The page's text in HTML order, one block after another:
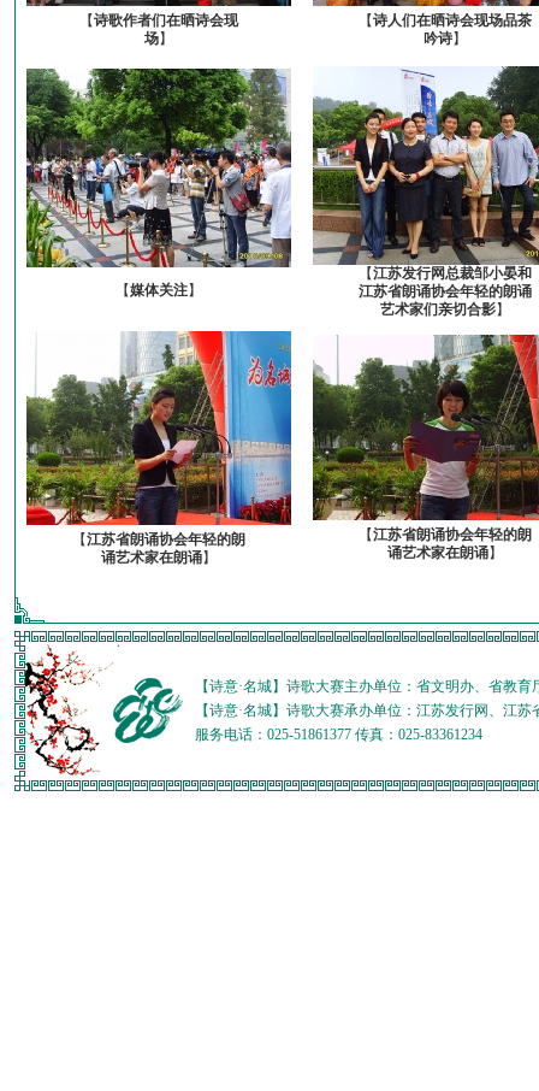
【诗歌作者们在晒诗会现
场】
【诗人们在晒诗会现场品茶
吟诗】
【媒体关注】
【江苏发行网总裁邹小晏和
江苏省朗诵协会年轻的朗诵
艺术家们亲切合影】
【江苏省朗诵协会年轻的朗
诵艺术家在朗诵】
【江苏省朗诵协会年轻的朗
诵艺术家在朗诵】
【诗意·名城】诗歌大赛主办单位：省文明办、省教
【诗意·名城】诗歌大赛承办单位：江苏发行网、江
服务电话：025-51861377 传真：025-83361234